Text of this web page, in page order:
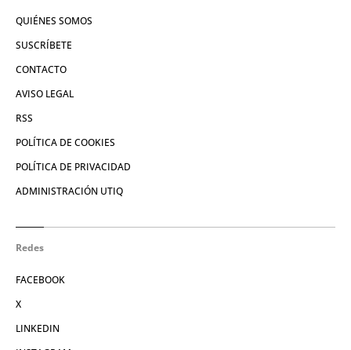
QUIÉNES SOMOS
SUSCRÍBETE
CONTACTO
AVISO LEGAL
RSS
POLÍTICA DE COOKIES
POLÍTICA DE PRIVACIDAD
ADMINISTRACIÓN UTIQ
Redes
FACEBOOK
X
LINKEDIN